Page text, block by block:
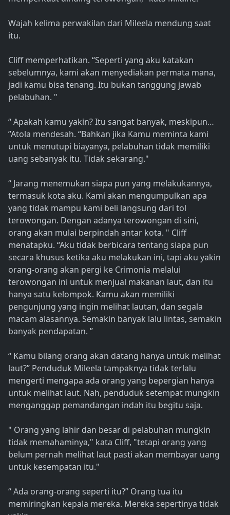
Wajah kelima perwakilan dari Mileela mendung saat
itu.
Cliff memperhatikan. “Seperti yang aku katakan
sebelumnya, kami akan menyediakan permata mana,
jadi kamu bisa tenang. Itu bukan tanggung jawab
pelabuhan. "
“ Apakah kamu yakin? Itu sangat banyak, meskipun…
”Atola mendesah. “Bahkan jika Kamu meminta kami
untuk menutupi biayanya, pelabuhan tidak memiliki
uang sebanyak itu. Tidak sekarang."
“ Jarang menemukan siapa pun yang melakukannya,
termasuk kota aku. Kami akan mengumpulkan apa
yang tidak mampu kami beli langsung dari tol
terowongan. Dengan adanya terowongan di sini,
orang akan mulai berpindah antar kota. " Cliff
menatapku. “Aku tidak berbicara tentang siapa pun
secara khusus ketika aku melakukan ini, tapi aku yakin
orang-orang akan pergi ke Crimonia melalui
terowongan ini untuk menjual makanan laut, dan itu
hanya satu kelompok. Kamu akan memiliki
pengunjung yang ingin melihat lautan, dan segala
macam alasannya. Semakin banyak lalu lintas, semakin
banyak pendapatan. ”
“ Kamu bilang orang akan datang hanya untuk melihat
laut?” Penduduk Mileela tampaknya tidak terlalu
mengerti mengapa ada orang yang bepergian hanya
untuk melihat laut. Nah, penduduk setempat mungkin
menganggap pemandangan indah itu begitu saja.
" Orang yang lahir dan besar di pelabuhan mungkin
tidak memahaminya," kata Cliff, "tetapi orang yang
belum pernah melihat laut pasti akan membayar uang
untuk kesempatan itu."
“ Ada orang-orang seperti itu?” Orang tua itu
memiringkan kepala mereka. Mereka sepertinya tidak